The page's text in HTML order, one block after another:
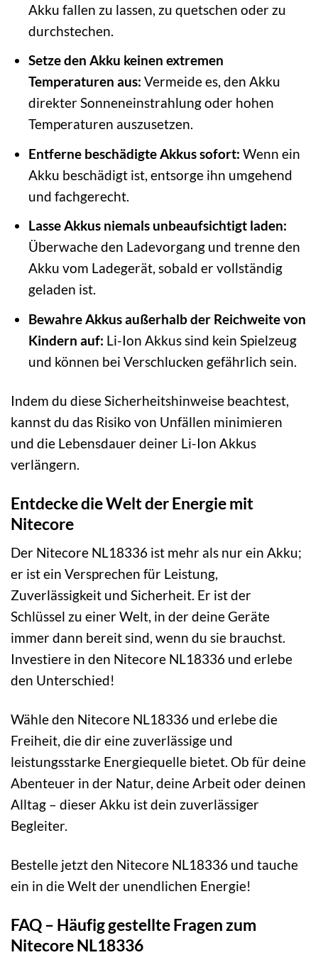
Akku fallen zu lassen, zu quetschen oder zu
durchstechen.
Setze den Akku keinen extremen
Temperaturen aus: Vermeide es, den Akku
direkter Sonneneinstrahlung oder hohen
Temperaturen auszusetzen.
Entferne beschädigte Akkus sofort: Wenn ein
Akku beschädigt ist, entsorge ihn umgehend
und fachgerecht.
Lasse Akkus niemals unbeaufsichtigt laden:
Überwache den Ladevorgang und trenne den
Akku vom Ladegerät, sobald er vollständig
geladen ist.
Bewahre Akkus außerhalb der Reichweite von
Kindern auf: Li-Ion Akkus sind kein Spielzeug
und können bei Verschlucken gefährlich sein.
Indem du diese Sicherheitshinweise beachtest,
kannst du das Risiko von Unfällen minimieren
und die Lebensdauer deiner Li-Ion Akkus
verlängern.
Entdecke die Welt der Energie mit
Nitecore
Der Nitecore NL18336 ist mehr als nur ein Akku;
er ist ein Versprechen für Leistung,
Zuverlässigkeit und Sicherheit. Er ist der
Schlüssel zu einer Welt, in der deine Geräte
immer dann bereit sind, wenn du sie brauchst.
Investiere in den Nitecore NL18336 und erlebe
den Unterschied!
Wähle den Nitecore NL18336 und erlebe die
Freiheit, die dir eine zuverlässige und
leistungsstarke Energiequelle bietet. Ob für deine
Abenteuer in der Natur, deine Arbeit oder deinen
Alltag – dieser Akku ist dein zuverlässiger
Begleiter.
Bestelle jetzt den Nitecore NL18336 und tauche
ein in die Welt der unendlichen Energie!
FAQ – Häufig gestellte Fragen zum
Nitecore NL18336